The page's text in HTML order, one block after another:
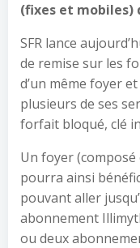
(fixes et mobiles)
SFR lance
de remise sur les
d’un même foyer
plusieurs de ses
forfait bloqué, clé
Un foyer
pourra ainsi
pouvant aller
abonnement
ou deux